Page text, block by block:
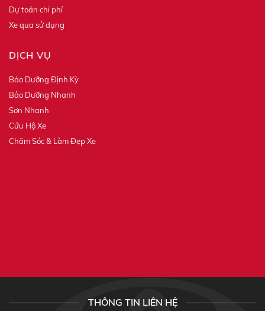
Dự toán chi phí
Xe qua sử dụng
DỊCH VỤ
Bảo Dưỡng Định Kỳ
Bảo Dưỡng Nhanh
Sơn Nhanh
Cứu Hộ Xe
Chăm Sóc & Làm Đẹp Xe
THÔNG TIN LIÊN HỆ